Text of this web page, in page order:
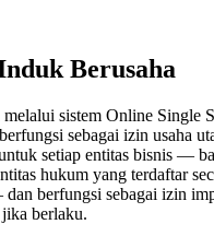
Berusaha
sistem Online Single
sebagai izin usaha
setiap entitas bisnis —
hukum yang terdaftar
berfungsi sebagai izin
jika berlaku.